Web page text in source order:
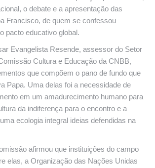
o debate e a apresentação das
Francisco, de quem se confessou
pacto educativo global.
Evangelista Resende, assessor do Setor
Cultura e Educação da CNBB,
que compõem o pano de fundo que
Papa. Uma delas foi a necessidade de
em um amadurecimento humano para
da indiferença para o encontro e a
ecologia integral ideias defendidas na
afirmou que instituições do campo
elas, a Organização das Nações Unidas